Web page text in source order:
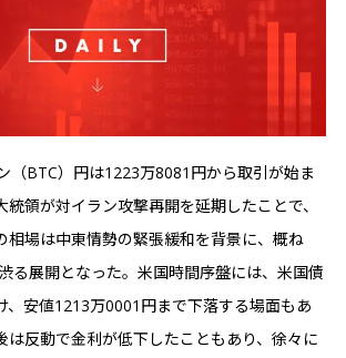
（BTC）円は1223万8081円から取引が始ま
統領が対イラン攻撃再開を延期したことで、
相場は中東情勢の緊張緩和を背景に、概ね
る展開となった。米国時間序盤には、米国債
、安値1213万0001円まで下落する場面もあ
は反動で金利が低下したこともあり、徐々に